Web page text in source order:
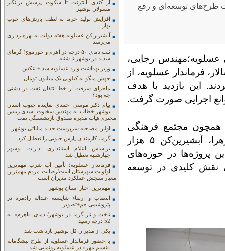
طرح‌های توسعه‌ای و رفع
رجایی،
فرماندار عسلویه، از
این بازدید با هدف
اجرایی صورت گرفت.
همچون مجتمع فرهنگی
هنری، ساختمان فرمانداری، مدرسه فاطمه الزهرا، آبشیرین‌کن ۵ هزار
پروژه‌ها در حوزه‌های
نقش کلیدی در توسعه
از کندی اینترنت تا سکوت پرسش برانگیز
مسولان بوشهر
افزایش تولید خرما به لطف بارش‌های خوب
بهار
آبشیرین‌کن عسلویه هفته دولت به بهره‌برداری
می‌رسد
ثبت دمای ۵۰ درجه در اهرم و خورموج؛ گرمای
شدید در بوشهر تا شنبه
وزیر بهداشت وارد عسلویه شد + عکس
جهش میگو به کیلویی یک میلیون تومان
ماجرای سرقت از خط انتقال نفت در دشتی
چه بود؟
پیام دکتر موسی احمدی نماینده جنوب استان
بوشهر خطاب به مهندس سخاوت اسدی رییس
محترم هیات مدیره صندوق بازنشستگی نفت
اولین مصاحبه سرپرست جدید مالیاتی بوشهر
گرما، کارمندان پارس جنوبی را تعطیل کرد
براساس اعلام استانداری ادارات بوشهر
چهارشنبه تعطیل شد
فرماندار عسلویه؛ تأمین آب شرب مهم‌ترین
اولویت شهرستان است/رضایت مردم مهم‌ترین
معیار سنجش عملکرد مدیران است
مهم‌ترین اخبار استان بوشهر
انتصاب و ارتقاء شایسته عبداله رادمرد در
پتروشیمی جم+تصویر
تاخت و تاز گرما در بوشهر/ دمای «اهرم» به
52 درجه رسید
یکی از مدیران کل بوشهر بازداشت شد
با حضور فرماندار عسلویه از طرح پیشگامانه
«نسیم مهر» در عسلویه رونمایی شد